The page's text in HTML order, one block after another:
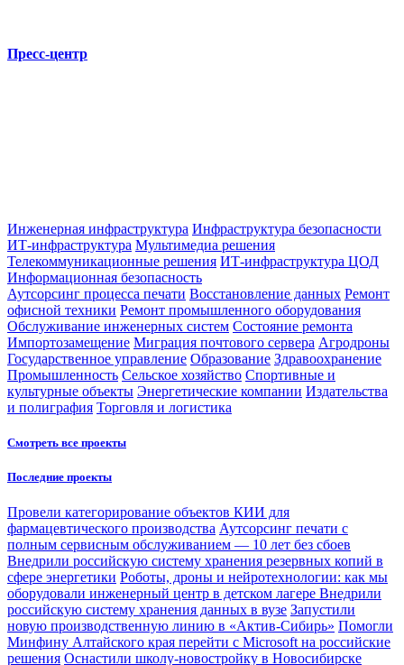
Пресс-центр
Инженерная инфраструктура Инфраструктура безопасности
ИТ-инфраструктура Мультимедиа решения
Телекоммуникационные решения ИТ-инфраструктура ЦОД
Информационная безопасность
Аутсорсинг процесса печати Восстановление данных Ремонт
офисной техники Ремонт промышленного оборудования
Обслуживание инженерных систем Состояние ремонта
Импортозамещение Миграция почтового сервера Агродроны
Государственное управление Образование Здравоохранение
Промышленность Сельское хозяйство Спортивные и
культурные объекты Энергетические компании Издательства
и полиграфия Торговля и логистика
Смотреть все проекты
Последние проекты
Провели категорирование объектов КИИ для
фармацевтического производства Аутсорсинг печати с
полным сервисным обслуживанием — 10 лет без сбоев
Внедрили российскую систему хранения резервных копий в
сфере энергетики Роботы, дроны и нейротехнологии: как мы
оборудовали инженерный центр в детском лагере Внедрили
российскую систему хранения данных в вузе Запустили
новую производственную линию в «Актив-Сибирь» Помогли
Минфину Алтайского края перейти с Microsoft на российские
решения Оснастили школу-новостройку в Новосибирске